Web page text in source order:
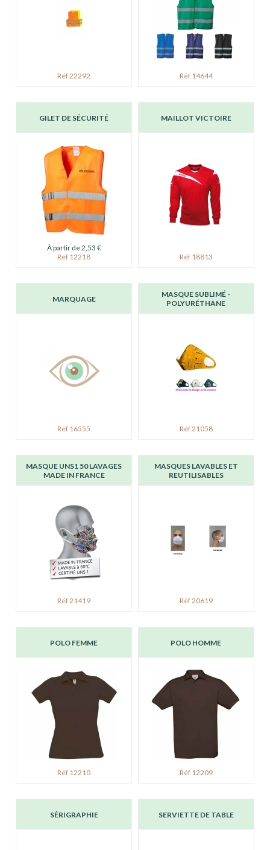
Réf 22292 Réf 14644
GILET DE SÉCURITÉ
À partir de 2,53 €
Réf 12218
MAILLOT VICTOIRE
Réf 18813
MARQUAGE
Réf 16555
MASQUE SUBLIMÉ -
POLYURÉTHANE
Réf 21058
MASQUE UNS1 50 LAVAGES
MADE IN FRANCE
Réf 21419
MASQUES LAVABLES ET
REUTILISABLES
Réf 20619
POLO FEMME
Réf 12210
POLO HOMME
Réf 12209
SÉRIGRAPHIE SERVIETTE DE TABLE